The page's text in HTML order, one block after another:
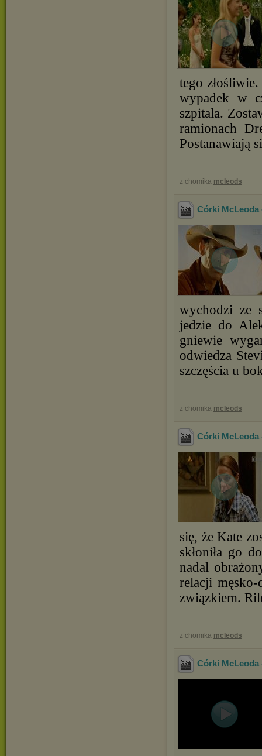
tego
wypadek w
szpitala.
ramionach
Postanawiają
z chomika mcleods
Córki McLeoda
wychodzi ze
jedzie do
gniewie
odwiedza
szczęścia u
z chomika mcleods
Córki McLeoda
się, że Kate
skłoniła go
nadal
relacji męsko-
związkiem.
z chomika mcleods
Córki McLeoda